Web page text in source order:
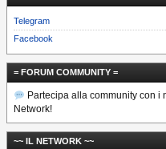
Telegram
Facebook
= FORUM COMMUNITY =
Partecipa alla community con i
Network!
~~ IL NETWORK ~~